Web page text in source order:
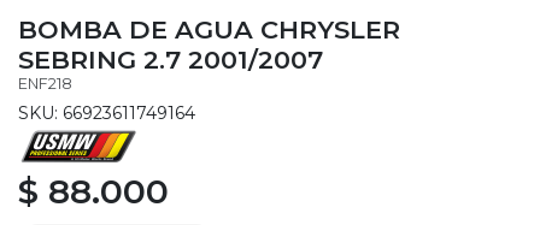
BOMBA DE AGUA CHRYSLER
SEBRING 2.7 2001/2007
ENF218
SKU: 66923611749164
$ 88.000